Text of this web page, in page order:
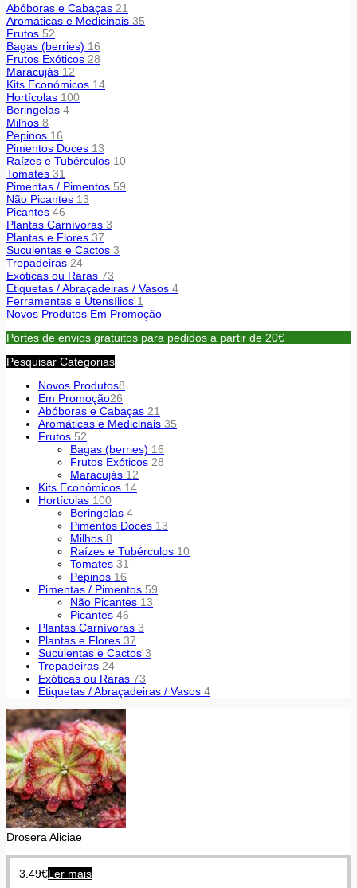
Abóboras e Cabaças 21
Aromáticas e Medicinais 35
Frutos 52
Bagas (berries) 16
Frutos Exóticos 28
Maracujás 12
Kits Económicos 14
Hortícolas 100
Beringelas 4
Milhos 8
Pepinos 16
Pimentos Doces 13
Raízes e Tubérculos 10
Tomates 31
Pimentas / Pimentos 59
Não Picantes 13
Picantes 46
Plantas Carnívoras 3
Plantas e Flores 37
Suculentas e Cactos 3
Trepadeiras 24
Exóticas ou Raras 73
Etiquetas / Abraçadeiras / Vasos 4
Ferramentas e Utensílios 1
Novos Produtos Em Promoção
Portes de envios gratuitos para pedidos a partir de 20€
Pesquisar Categorias
Novos Produtos8
Em Promoção26
Abóboras e Cabaças 21
Aromáticas e Medicinais 35
Frutos 52
Bagas (berries) 16
Frutos Exóticos 28
Maracujás 12
Kits Económicos 14
Hortícolas 100
Beringelas 4
Pimentos Doces 13
Milhos 8
Raízes e Tubérculos 10
Tomates 31
Pepinos 16
Pimentas / Pimentos 59
Não Picantes 13
Picantes 46
Plantas Carnívoras 3
Plantas e Flores 37
Suculentas e Cactos 3
Trepadeiras 24
Exóticas ou Raras 73
Etiquetas / Abraçadeiras / Vasos 4
Drosera Aliciae
3.49€Ler mais